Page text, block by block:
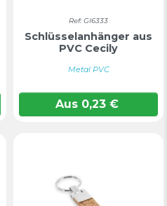
Ref: GI6333
Schlüsselanhänger aus
PVC Cecily
Metal PVC
Aus0,23 €